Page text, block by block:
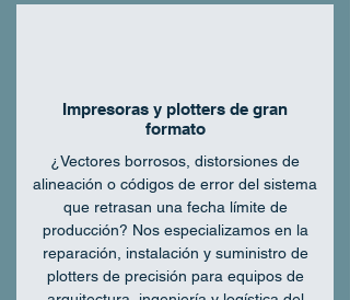
Impresoras y plotters de gran
formato
¿Vectores borrosos, distorsiones de
alineación o códigos de error del sistema
que retrasan una fecha límite de
producción? Nos especializamos en la
reparación, instalación y suministro de
plotters de precisión para equipos de